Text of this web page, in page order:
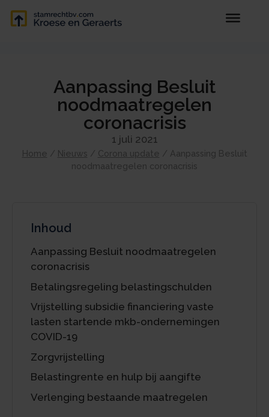
Aanpassing Besluit
noodmaatregelen
coronacrisis
1 juli 2021
Home / Nieuws / Corona update / Aanpassing Besluit
noodmaatregelen coronacrisis
Inhoud
Aanpassing Besluit noodmaatregelen
coronacrisis
Betalingsregeling belastingschulden
Vrijstelling subsidie financiering vaste
lasten startende mkb-ondernemingen
COVID-19
Zorgvrijstelling
Belastingrente en hulp bij aangifte
Verlenging bestaande maatregelen